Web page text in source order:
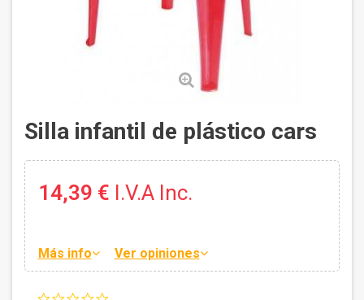
Silla infantil de plástico cars
14,39 € I.V.A Inc.
Más info Ver opiniones